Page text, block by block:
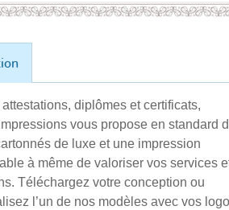
attestations, diplômes et certificats,
vous propose en standard
de luxe et une impression
à même de valoriser vos services
Téléchargez votre conception ou
l’un de nos modèles avec vos